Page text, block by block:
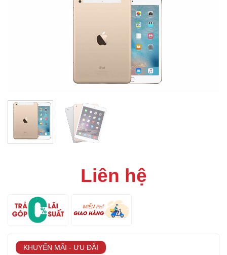
Liên hệ
KHUYẾN MÃI - ƯU ĐÃI